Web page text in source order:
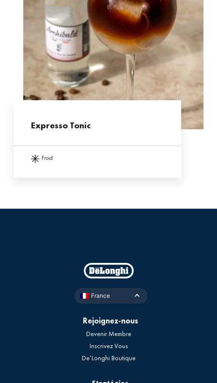
Expresso Tonic
froid
France
Rejoignez-nous
Devenir Membre
Inscrivez Vous
De’Longhi Boutique